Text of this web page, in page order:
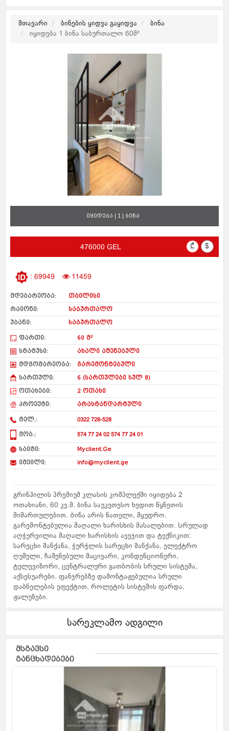
მთავარი ბინების ყიდვა გაყიდვა
ბინა
იყიდება 1 ბინა საბურთალო 60მ²
იყიდება | 1 | ბინა
476000 GEL ₾ $
: 69949 11459
მდებარეობა:
თბილისი
რაიონი:
საბურთალო
უბანი:
საბურთალო
ფართი:
60 მ²
სტატუსი:
ახალი აშენებული
მდგომარეობა:
გარემონტებული
სართული:
6 (სართულები სულ 8)
ოთახები:
2 ოთახი
პროექტი:
არასტანდარტული
ტელ.: 0322 728-528
მობ.: 574 77 24 02 574 77 24 01
საიტი:
Myclient.Ge
იმეილი:
info@myclient.ge
გრინჰილის პრემიუმ კლასის კომპლექში იყიდება 2
ოთახიანი, 60 კვ.მ. ბინა საუკეთესო ხედით წყნეთის
მიმართულებით. Ბინა არის ნათელი, მყუდრო.
გარემონტებულია მაღალი ხარისხის მასალებით. Სრულად
აღჭურვილია მაღალი ხარისხის ავეჯით და ტექნიკით:
სარეცხი მანქანა, ჭურჭლის სარეცხი მანქანა, ელექტრო
ღუმელი, ჩაშენებული მაცივარი, კონდენციონერი,
ტელევიზორი, ცენტრალური გათბობის სრული სისტემა,
აქსესუარები. ფანჯრებზე დამონტაჟებულია სრული
დაბნელების ეფექტით, როლეტის სისტემის ფარდა,
ჟალუზები.
სარეკლამო ადგილი
მსგავსი
განცხადებები